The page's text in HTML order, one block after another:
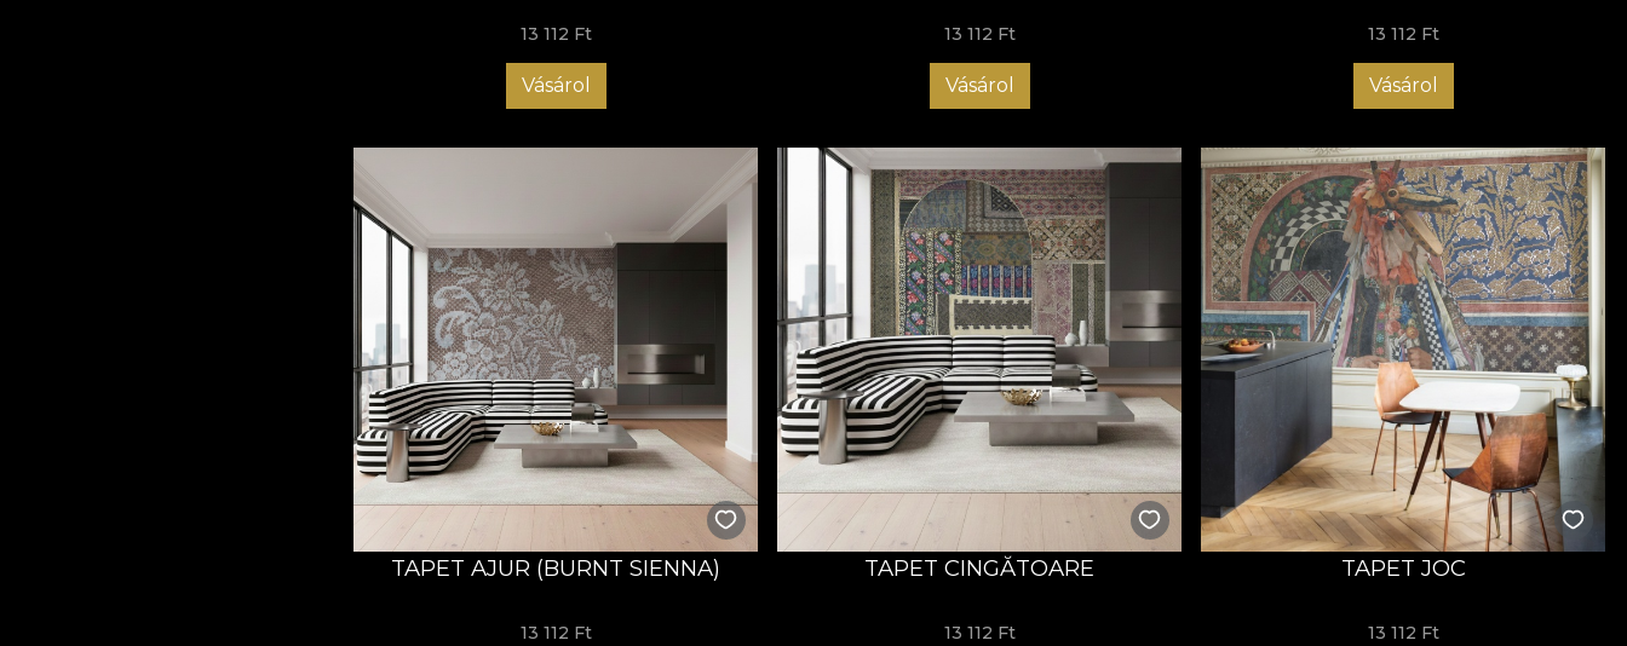
13 112 Ft
Vásárol
13 112 Ft
Vásárol
13 112 Ft
Vásárol
TAPET AJUR (BURNT SIENNA)
13 112 Ft
TAPET CINGĂTOARE
13 112 Ft
TAPET JOC
13 112 Ft